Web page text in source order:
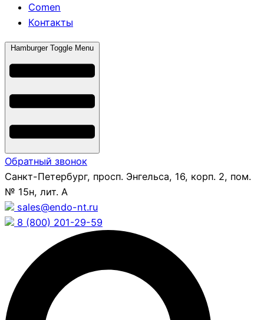
Comen
Контакты
Hamburger Toggle Menu
Обратный звонок
Санкт-Петербург, просп. Энгельса, 16, корп. 2, пом.
№ 15н, лит. А
sales@endo-nt.ru
8 (800) 201-29-59